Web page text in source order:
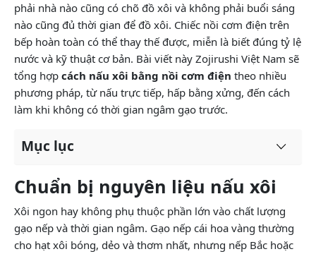
phải nhà nào cũng có chõ đồ xôi và không phải buổi sáng
nào cũng đủ thời gian để đồ xôi. Chiếc nồi cơm điện trên
bếp hoàn toàn có thể thay thế được, miễn là biết đúng tỷ lệ
nước và kỹ thuật cơ bản. Bài viết này Zojirushi Việt Nam sẽ
tổng hợp cách nấu xôi bằng nồi cơm điện theo nhiều
phương pháp, từ nấu trực tiếp, hấp bằng xửng, đến cách
làm khi không có thời gian ngâm gạo trước.
Mục lục
Chuẩn bị nguyên liệu nấu xôi
Xôi ngon hay không phụ thuộc phần lớn vào chất lượng
gạo nếp và thời gian ngâm. Gạo nếp cái hoa vàng thường
cho hạt xôi bóng, dẻo và thơm nhất, nhưng nếp Bắc hoặc